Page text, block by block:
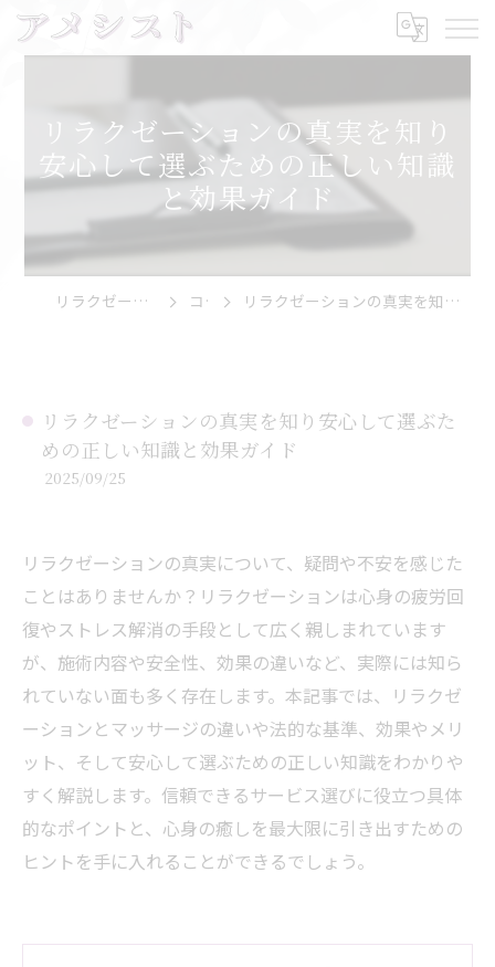
リラクゼーションの真実を知り
安心して選ぶための正しい知識
と効果ガイド
リラクゼーションならアメシスト コラム リラクゼーションの真実を知り安心して選ぶための正しい知識と効果ガイド
リラクゼーションの真実を知り安心して選ぶた
めの正しい知識と効果ガイド
2025/09/25
リラクゼーションの真実について、疑問や不安を感じた
ことはありませんか？リラクゼーションは心身の疲労回
復やストレス解消の手段として広く親しまれています
が、施術内容や安全性、効果の違いなど、実際には知ら
れていない面も多く存在します。本記事では、リラクゼ
ーションとマッサージの違いや法的な基準、効果やメリ
ット、そして安心して選ぶための正しい知識をわかりや
すく解説します。信頼できるサービス選びに役立つ具体
的なポイントと、心身の癒しを最大限に引き出すための
ヒントを手に入れることができるでしょう。